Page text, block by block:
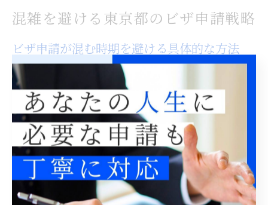
混雑を避ける東京都のビザ申請戦略
ビザ申請が混む時期を避ける具体的な方法
ビザ申請の混雑を避けるには、まず年間を通じた混雑時
期を把握することが重要です。特に東京都内の入管で
は、年度末（3月）や年度初め（4月）、長期休暇明け
（ゴールデンウィーク、お盆、年末年始）に申請者が集
中しやすい傾向があります。
このため、混雑が予想される時期を避けて申請計画を立
てることが肝心です。例えば、6月や9月、年末年始直後